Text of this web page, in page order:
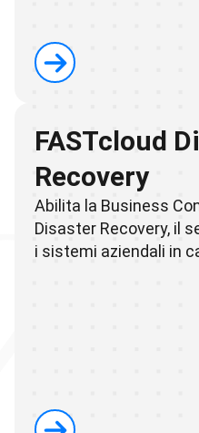
FASTcloud
Recovery
Abilita la Business
Disaster Recovery, il
i sistemi aziendali in